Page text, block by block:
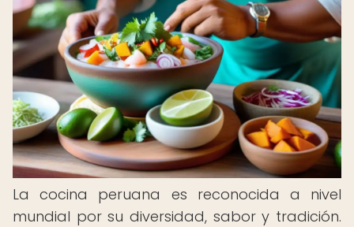
La cocina peruana es reconocida a nivel
mundial por su diversidad, sabor y tradición.